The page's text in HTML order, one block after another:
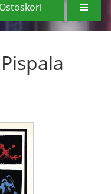
Ostoskori